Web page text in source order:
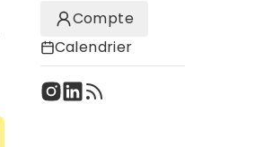
Compte
Calendrier